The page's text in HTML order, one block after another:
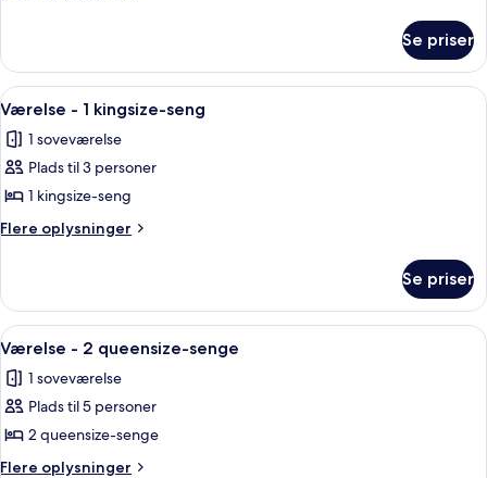
seng
-
kingsize-
Se priser
Indlæs
alle
billeder
af
Værelse
-
seng
Et hotelværelse med en stor seng,
1
Værelse - 1 kingsize-seng
1 soveværelse
Plads til 3 personer
1 kingsize-seng
Flere oplysninger
Flere
-
kingsize-
Se priser
Indlæs
alle
billeder
af
Værelse
-
Skrivebord, mørklægningsgardiner,
4
Værelse - 2 queensize-senge
1 soveværelse
Plads til 5 personer
2 queensize-senge
Flere oplysninger
Flere